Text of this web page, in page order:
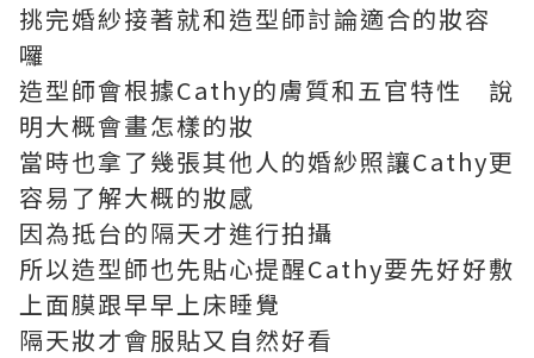
挑完婚紗接著就和造型師討論適合的妝容
囉
造型師會根據Cathy的膚質和五官特性 說
明大概會畫怎樣的妝
當時也拿了幾張其他人的婚紗照讓Cathy更
容易了解大概的妝感
因為抵台的隔天才進行拍攝
所以造型師也先貼心提醒Cathy要先好好敷
上面膜跟早早上床睡覺
隔天妝才會服貼又自然好看